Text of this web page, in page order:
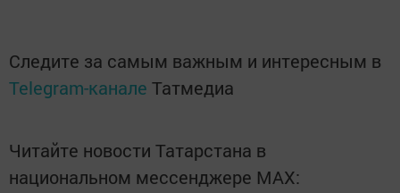
Следите за самым важным и интересным в
Telegram-канале Татмедиа
Читайте новости Татарстана в
национальном мессенджере MАХ: